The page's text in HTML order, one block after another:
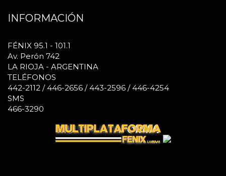
INFORMACIÓN
FÉNIX 95.1 - 101.1
Av. Perón 742
LA RIOJA - ARGENTINA
TELÉFONOS
442-2112 / 446-2656 / 443-2596 / 446-4254
SMS
466-3290